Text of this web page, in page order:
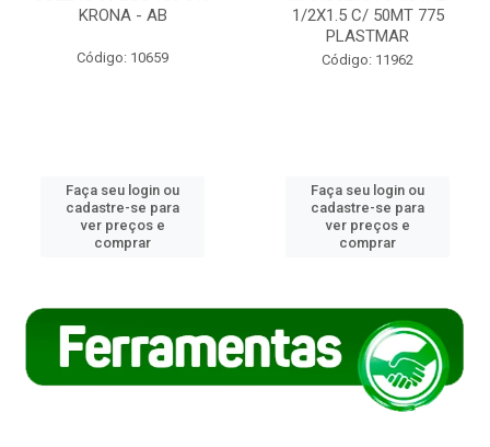
KRONA - AB
Código: 10659
Faça seu login ou
cadastre-se para
ver preços e
comprar
1/2X1.5 C/ 50MT 775
PLASTMAR
Código: 11962
Faça seu login ou
cadastre-se para
ver preços e
comprar